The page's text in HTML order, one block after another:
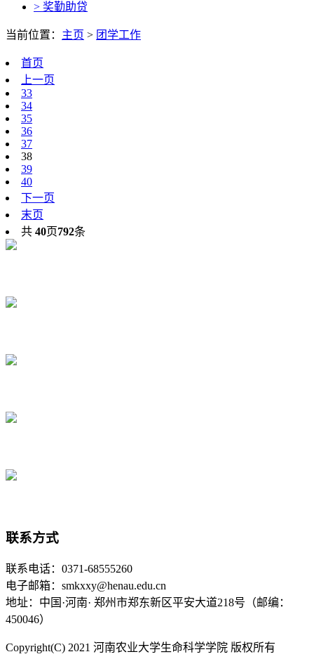
> 奖勤助贷
当前位置： 主页 > 团学工作
首页
上一页
33
34
35
36
37
38
39
40
下一页
末页
共 40页792条
联系方式
联系电话：0371-68555260
电子邮箱：smkxxy@henau.edu.cn
地址：中国·河南· 郑州市郑东新区平安大道218号（邮编：
450046）
Copyright(C) 2021 河南农业大学生命科学学院 版权所有